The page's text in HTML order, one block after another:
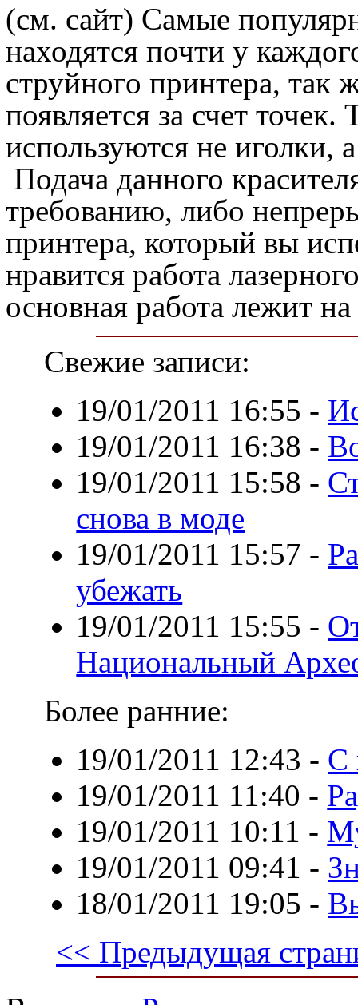
(см. сайт) Самые
находятся почти у
струйного принтера, так
появляется за счет точек.
используются не иголки,
Подача данного
требованию, либо
принтера, который вы
нравится работа
основная работа лежит на
Свежие записи:
19/01/2011 16:55 -
19/01/2011 16:38 -
19/01/2011 15:58 -
снова в моде
19/01/2011 15:57 -
убежать
19/01/2011 15:55 -
Национальный
Более ранние:
19/01/2011 12:43 - С
19/01/2011 11:40 -
19/01/2011 10:11 -
19/01/2011 09:41 -
18/01/2011 19:05 -
<< Предыдущая